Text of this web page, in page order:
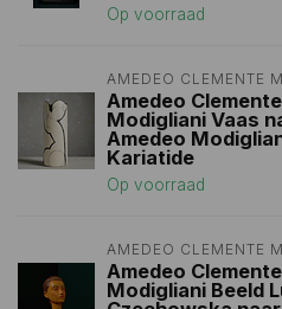
Op voorraad
AMEDEO CLEMENTE
Amedeo Clemente
Modigliani Vaas
Amedeo
Kariatide
Op voorraad
AMEDEO CLEMENTE
Amedeo Clemente
Modigliani Beeld